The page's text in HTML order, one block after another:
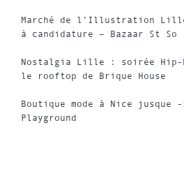
Marché de l’Illustration
à candidature – Bazaar St So
Nostalgia Lille : soirée Hip-
le rooftop de Brique House
Boutique mode à Nice jusque -
Playground